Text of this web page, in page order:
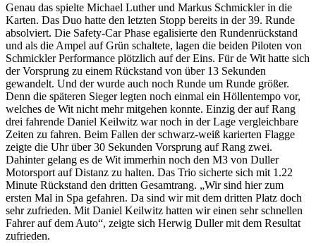
Genau das spielte Michael Luther und Markus Schmickler in die
Karten. Das Duo hatte den letzten Stopp bereits in der 39. Runde
absolviert. Die Safety-Car Phase egalisierte den Rundenrückstand
und als die Ampel auf Grün schaltete, lagen die beiden Piloten von
Schmickler Performance plötzlich auf der Eins. Für de Wit hatte sich
der Vorsprung zu einem Rückstand von über 13 Sekunden
gewandelt. Und der wurde auch noch Runde um Runde größer.
Denn die späteren Sieger legten noch einmal ein Höllentempo vor,
welches de Wit nicht mehr mitgehen konnte. Einzig der auf Rang
drei fahrende Daniel Keilwitz war noch in der Lage vergleichbare
Zeiten zu fahren. Beim Fallen der schwarz-weiß karierten Flagge
zeigte die Uhr über 30 Sekunden Vorsprung auf Rang zwei.
Dahinter gelang es de Wit immerhin noch den M3 von Duller
Motorsport auf Distanz zu halten. Das Trio sicherte sich mit 1.22
Minute Rückstand den dritten Gesamtrang. „Wir sind hier zum
ersten Mal in Spa gefahren. Da sind wir mit dem dritten Platz doch
sehr zufrieden. Mit Daniel Keilwitz hatten wir einen sehr schnellen
Fahrer auf dem Auto“, zeigte sich Herwig Duller mit dem Resultat
zufrieden.